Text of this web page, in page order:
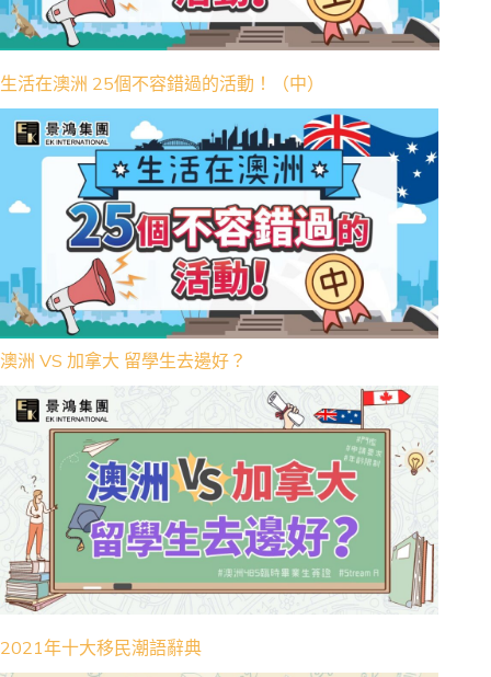
生活在澳洲 25個不容錯過的活動！（中）
澳洲 VS 加拿大 留學生去邊好？
2021年十大移民潮語辭典